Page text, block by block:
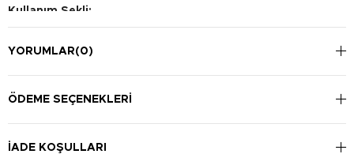
Kullanım Şekli:
Günlük lif alımına destek olması için, bir ölçek (15 gr) Opti
Fibre'i 150 ml su veya meyve suyu ile karıştırın. İyice çalkalayın
YORUMLAR(0)
ÖDEME SEÇENEKLERI
İADE KOŞULLARI